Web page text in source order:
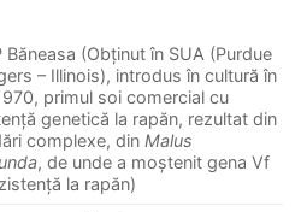
Băneasa (Obținut în SUA (Purdue
– Illinois), introdus în cultură în
primul soi comercial cu
genetică la rapăn, rezultat din
complexe, din Malus
, de unde a moștenit gena Vf
la rapăn)